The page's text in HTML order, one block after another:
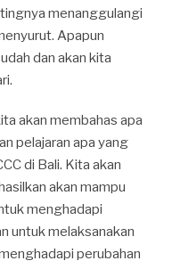
menanggulangi
Apapun
dan akan kita
akan membahas apa
pelajaran apa yang
di Bali. Kita akan
akan mampu
menghadapi
untuk melaksanakan
perubahan